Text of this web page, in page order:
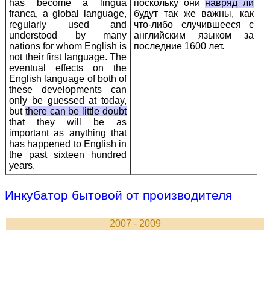
has become a lingua
franca, a global language,
regularly used and
understood by many
nations for whom English is
not their first language. The
eventual effects on the
English language of both of
these developments can
only be guessed at today,
but there can be little doubt
that they will be as
important as anything that
has happened to English in
the past sixteen hundred
years.
поскольку они навряд ли
будут так же важны, как
что-либо случившееся с
английским языком за
последние 1600 лет.
Инкубатор бытовой от производителя
2007 - 2009